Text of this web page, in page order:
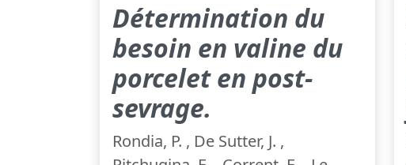
Détermination du
besoin en valine du
porcelet en post-
sevrage.
Rondia, P. , De Sutter, J. ,